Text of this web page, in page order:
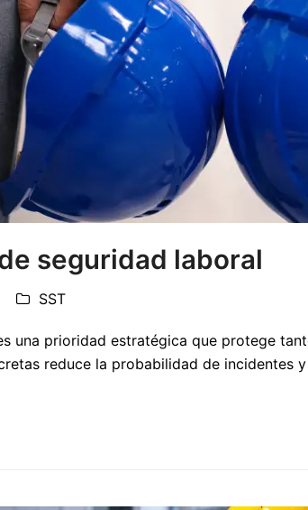
seguridad laboral
SST
una prioridad estratégica que protege
reduce la probabilidad de incidentes